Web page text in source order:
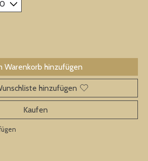
Warenkorb hinzufügen
hinzufügen
Kaufen